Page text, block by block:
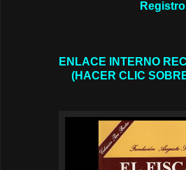
ENLACE INTERNO
(HACER CLIC